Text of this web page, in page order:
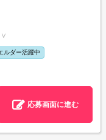
∨
ルダー活躍中
応募画面に進む